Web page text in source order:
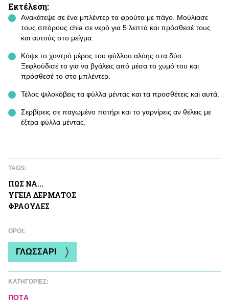
Εκτέλεση:
Ανακάτεψε σε ένα μπλέντερ τα φρούτα με πάγο. Μούλιασε
τους σπόρους chia σε νερό για 5 λεπτά και πρόσθεσέ τους
και αυτούς στο μείγμα.
Κόψε το χοντρό μέρος του φύλλου αλόης στα δύο.
Ξεφλούδισέ το για να βγάλεις από μέσα το χυμό του και
πρόσθεσέ το στο μπλέντερ.
Τέλος ψιλοκόβεις τα φύλλα μέντας και τα προσθέτεις και αυτά.
Σερβίρεις σε παγωμένο ποτήρι και το γαρνίρεις αν θέλεις με
έξτρα φύλλα μέντας.
TAGS:
ΠΩΣ ΝΑ...
ΥΓΕΙΑ ΔΕΡΜΑΤΟΣ
ΦΡΑΟΥΛΕΣ
ΌΡΟΙ:
ΓΛΩΣΣΑΡΙ
ΚΑΤΗΓΟΡΙΕΣ:
ΠΟΤA